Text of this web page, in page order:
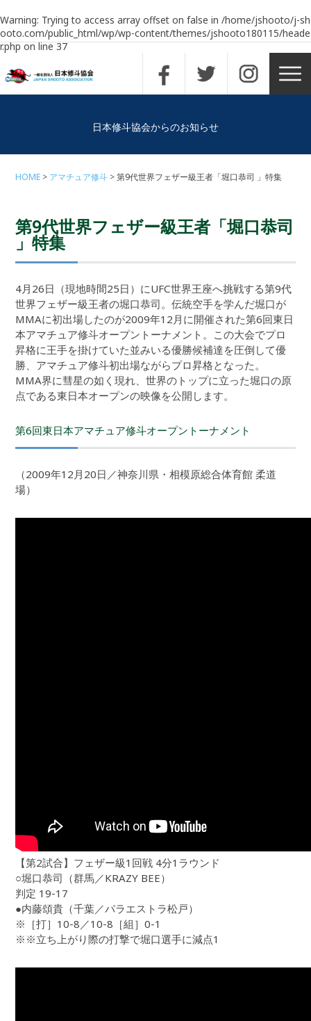
Warning: Trying to access array offset on false in /home/jshooto/j-sh
ooto.com/public_html/wp/wp-content/themes/jshooto180115/heade
r.phpon line37
日本修斗協会からのお知らせ
HOME アマチュア修斗 第9代世界フェザー級王者「堀口恭司 」特集
第9代世界フェザー級王者「堀口恭司
」特集
4月26日（現地時間25日）にUFC世界王座へ挑戦する第9代
世界フェザー級王者の堀口恭司。伝統空手を学んだ堀口が
MMAに初出場したのが2009年12月に開催された第6回東日
本アマチュア修斗オープントーナメント。この大会でプロ
昇格に王手を掛けていた並みいる優勝候補達を圧倒して優
勝、アマチュア修斗初出場ながらプロ昇格となった。
MMA界に彗星の如く現れ、世界のトップに立った堀口の原
点である東日本オープンの映像を公開します。
第6回東日本アマチュア修斗オープントーナメント
（2009年12月20日／神奈川県・相模原総合体育館 柔道
場）
【第2試合】フェザー級1回戦 4分1ラウンド
○堀口恭司（群馬／KRAZY BEE）
判定 19-17
●内藤頌貴（千葉／パラエストラ松戸）
※［打］10-8／10-8［組］0-1
※※立ち上がり際の打撃で堀口選手に減点1